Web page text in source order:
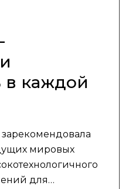
в каждой
мировых
для